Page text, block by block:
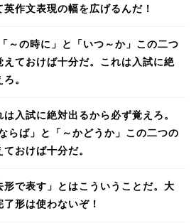
作文表現の幅を広げるんだ！
～の時に」と「いつ～か」この二つ
えておけば十分だ。これは入試に絶
。
入試に絶対出るから必ず覚えろ。
らば」と「～かどうか」この二つの
おけば十分だ。
形で表す」とはこういうことだ。大
形は使わないぞ！